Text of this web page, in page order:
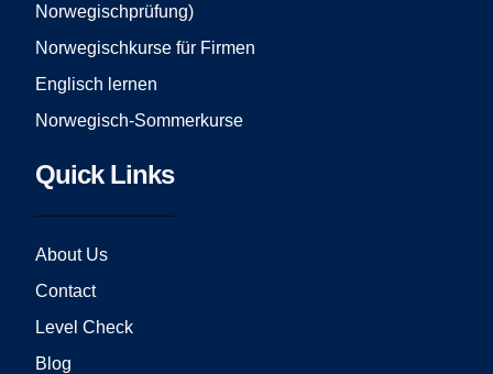
Norwegischprüfung)
Norwegischkurse für Firmen
Englisch lernen
Norwegisch-Sommerkurse
Quick Links
About Us
Contact
Level Check
Blog